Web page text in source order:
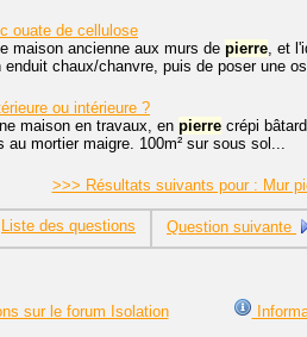
ouate de cellulose
maison ancienne aux murs de pierre, et
enduit chaux/chanvre, puis de poser une
ou intérieure ?
maison en travaux, en pierre crépi
mortier maigre. 100m² sur sous sol...
>>> Résultats suivants pour : Mur
Liste des questions Question suivante
sur le forum Isolation